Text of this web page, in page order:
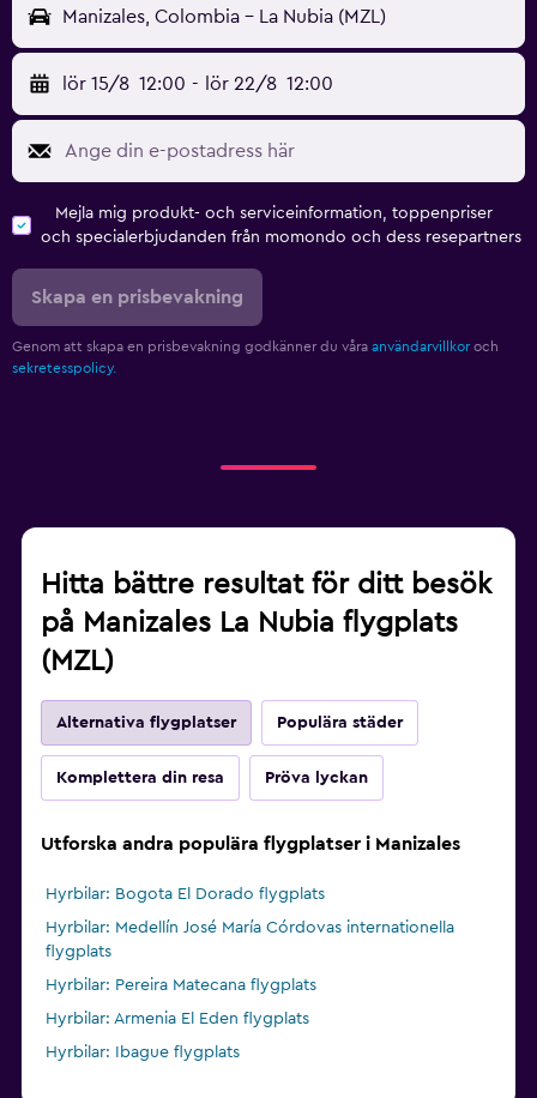
Manizales, Colombia - La Nubia (MZL)
lör 15/8 12:00 - lör 22/8 12:00
Mejla mig produkt- och serviceinformation, toppenpriser
och specialerbjudanden från momondo och dess resepartners
Skapa en prisbevakning
Genom att skapa en prisbevakning godkänner du våra användarvillkor och
sekretesspolicy.
Hitta bättre resultat för ditt besök
på Manizales La Nubia flygplats
(MZL)
Alternativa flygplatser Populära städer
Komplettera din resa Pröva lyckan
Utforska andra populära flygplatser i Manizales
Hyrbilar: Bogota El Dorado flygplats
Hyrbilar: Medellín José María Córdovas internationella
flygplats
Hyrbilar: Pereira Matecana flygplats
Hyrbilar: Armenia El Eden flygplats
Hyrbilar: Ibague flygplats